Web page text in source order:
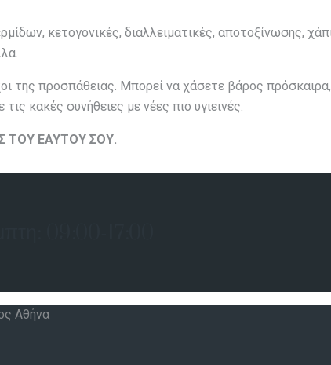
κετογονικές, διαλλειματικές, αποτοξίνωσης,
της προσπάθειας. Μπορεί να χάσετε βάρος
κακές συνήθειες με νέες πιο υγιεινές.
ΤΟΥ ΕΑΥΤΟΥ ΣΟΥ.